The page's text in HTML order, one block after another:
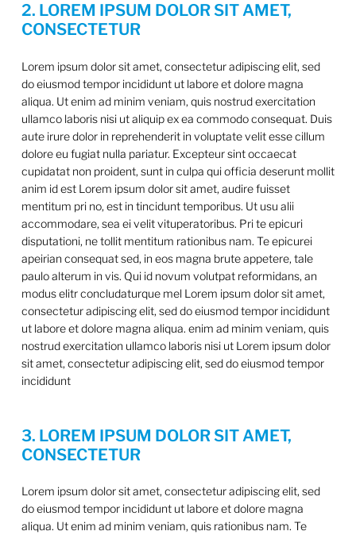
2. LOREM IPSUM DOLOR SIT AMET,
CONSECTETUR
Lorem ipsum dolor sit amet, consectetur adipiscing elit, sed
do eiusmod tempor incididunt ut labore et dolore magna
aliqua. Ut enim ad minim veniam, quis nostrud exercitation
ullamco laboris nisi ut aliquip ex ea commodo consequat. Duis
aute irure dolor in reprehenderit in voluptate velit esse cillum
dolore eu fugiat nulla pariatur. Excepteur sint occaecat
cupidatat non proident, sunt in culpa qui officia deserunt mollit
anim id est Lorem ipsum dolor sit amet, audire fuisset
mentitum pri no, est in tincidunt temporibus. Ut usu alii
accommodare, sea ei velit vituperatoribus. Pri te epicuri
disputationi, ne tollit mentitum rationibus nam. Te epicurei
apeirian consequat sed, in eos magna brute appetere, tale
paulo alterum in vis. Qui id novum volutpat reformidans, an
modus elitr concludaturque mel Lorem ipsum dolor sit amet,
consectetur adipiscing elit, sed do eiusmod tempor incididunt
ut labore et dolore magna aliqua. enim ad minim veniam, quis
nostrud exercitation ullamco laboris nisi ut Lorem ipsum dolor
sit amet, consectetur adipiscing elit, sed do eiusmod tempor
incididunt
3. LOREM IPSUM DOLOR SIT AMET,
CONSECTETUR
Lorem ipsum dolor sit amet, consectetur adipiscing elit, sed
do eiusmod tempor incididunt ut labore et dolore magna
aliqua. Ut enim ad minim veniam, quis rationibus nam. Te